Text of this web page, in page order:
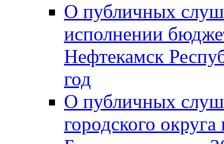
О публичных
исполнении
Нефтекамск
год
О публичных
городского